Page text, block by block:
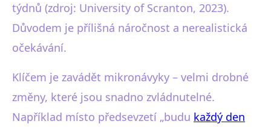
týdnů (zdroj: University of Scranton, 2023).
Důvodem je přílišná náročnost a nerealistická
očekávání.
Klíčem je zavádět mikronávyky – velmi drobné
změny, které jsou snadno zvládnutelné.
Například místo předsevzetí „budu každý den